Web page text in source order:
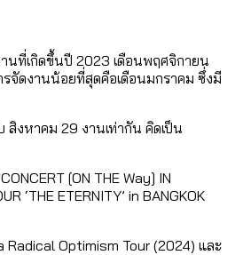
นที่เกิดขึ้นปี 2023 เดือนพฤศจิกายน
จัดงานน้อยที่สุดคือเดือนมกราคม ซึ่งมี
งหาคม 29 งานเท่ากัน คิดเป็น
[ON THE Way] IN
‘THE ETERNITY’ in BANGKOK
Radical Optimism Tour (2024) และ